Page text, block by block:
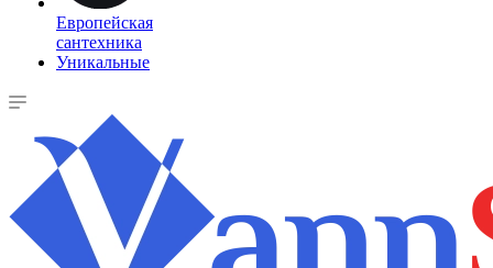
Европейская
сантехника
Уникальные